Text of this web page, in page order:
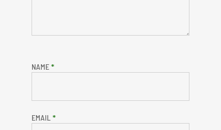
NAME *
EMAIL *